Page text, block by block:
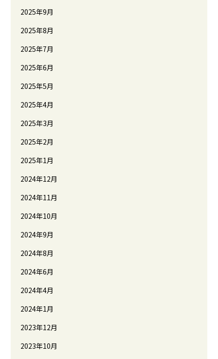
2025年9月
2025年8月
2025年7月
2025年6月
2025年5月
2025年4月
2025年3月
2025年2月
2025年1月
2024年12月
2024年11月
2024年10月
2024年9月
2024年8月
2024年6月
2024年4月
2024年1月
2023年12月
2023年10月